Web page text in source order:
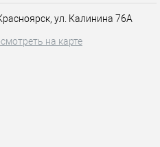
во время
алоэ-вера.
ул. Калинина 76А
на карте